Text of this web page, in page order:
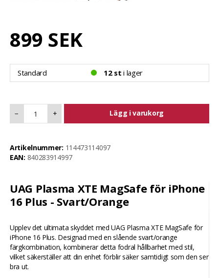
UAG Plasma XTE MagSafe för iPhone
16 Plus - Svart/Orange
Upplev det ultimata skyddet med UAG Plasma XTE MagSafe för
iPhone 16 Plus. Designad med en slående svart/orange
färgkombination, kombinerar detta fodral hållbarhet med stil,
vilket säkerställer att din enhet förblir säker samtidigt som den ser
bra ut.
899 SEK
Standard 12 st i lager
− + Lägg i varukorg
Artikelnummer: 114473114097
EAN: 840283914997